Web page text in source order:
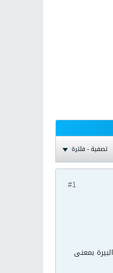
تصفية - فلترة
#1
بمعنى